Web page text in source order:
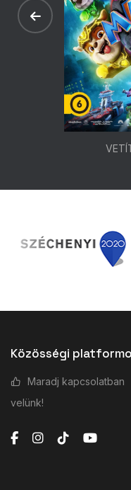
Közösségi
Maradj kapcsolatban
velünk!